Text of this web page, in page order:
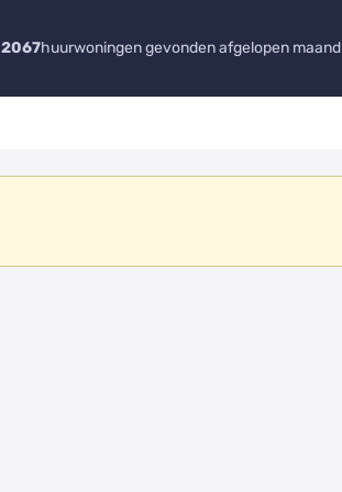
2067huurwoningen gevonden afgelopen maand